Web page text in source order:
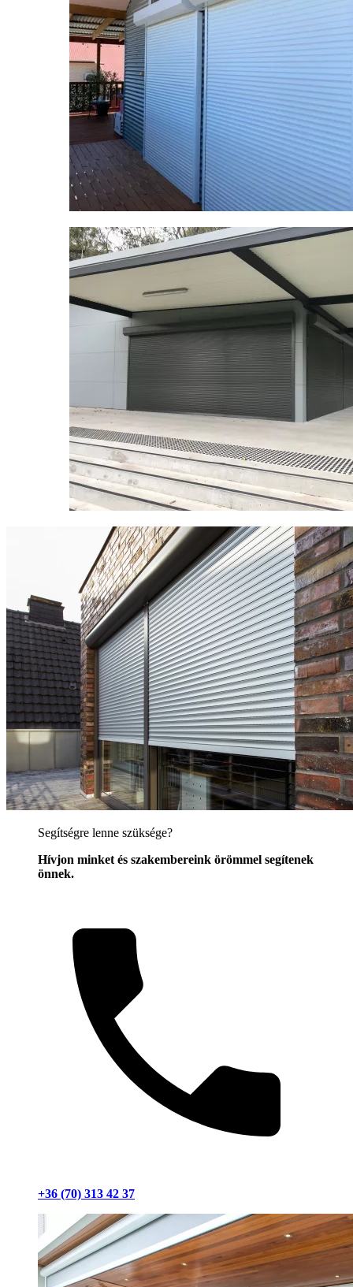
Segítségre lenne szüksége?
Hívjon minket és szakembereink örömmel segítenek
önnek.
+36 (70) 313 42 37